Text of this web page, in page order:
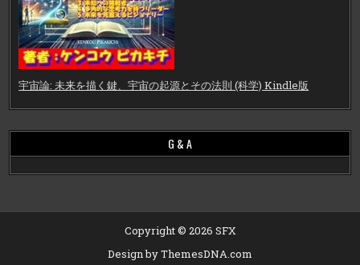
宇宙論: 未来を描く鍵、宇宙の起源とその法則 (科学) Kindle版
G & A
Copyright © 2026 SFX
Design by ThemesDNA.com